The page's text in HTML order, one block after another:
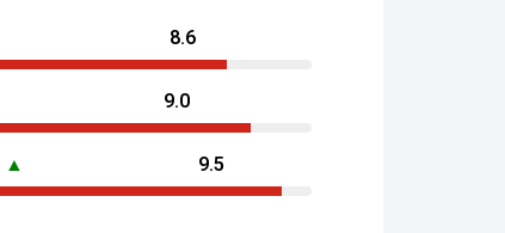
8.6
9.0
▲ 9.5